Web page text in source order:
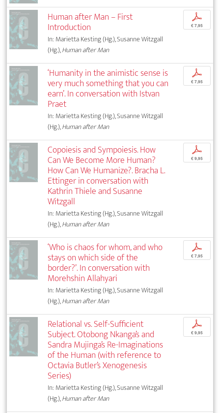
Human after Man – First
Introduction
In: Marietta Kesting (Hg.), Susanne Witzgall
(Hg.),Human after Man
p
€ 7,95
‘Humanity in the animistic sense is
very much something that you can
earn’. In conversation with Istvan
Praet
In: Marietta Kesting (Hg.), Susanne Witzgall
(Hg.),Human after Man
p
€ 7,95
Copoiesis and Sympoiesis. How
Can We Become More Human?
How Can We Humanize?. Bracha L.
Ettinger in conversation with
Kathrin Thiele and Susanne
Witzgall
In: Marietta Kesting (Hg.), Susanne Witzgall
(Hg.),Human after Man
p
€ 9,95
‘Who is chaos for whom, and who
stays on which side of the
border?’. In conversation with
Morehshin Allahyari
In: Marietta Kesting (Hg.), Susanne Witzgall
(Hg.),Human after Man
p
€ 7,95
Relational vs. Self-Sufficient
Subject. Otobong Nkanga’s and
Sandra Mujinga’s Re-Imaginations
of the Human (with reference to
Octavia Butler’s Xenogenesis
Series)
In: Marietta Kesting (Hg.), Susanne Witzgall
(Hg.),Human after Man
p
€ 9,95